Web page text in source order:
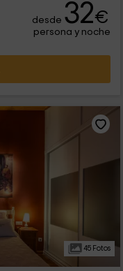
desde 32€
persona y noche
45 Fotos